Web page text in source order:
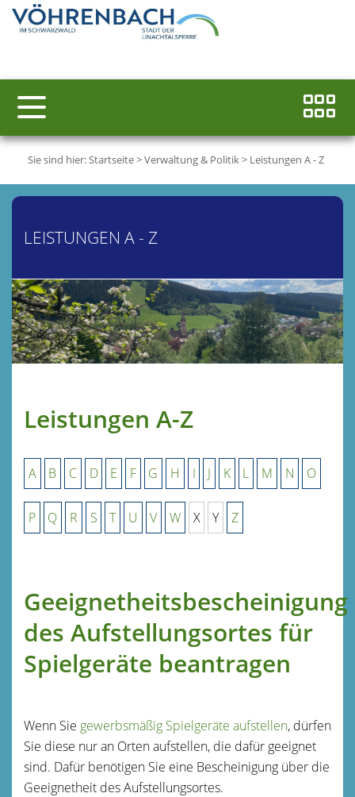
Sie sind hier:Startseite>Verwaltung & Politik> Leistungen A - Z
LEISTUNGEN A - Z
Leistungen A-Z
A B C D E F G H I J K L M N O
P Q R S T U V W X Y Z
Geeignetheitsbescheinigung
des Aufstellungsortes für
Spielgeräte beantragen
Wenn Sie gewerbsmäßig Spielgeräte aufstellen, dürfen
Sie diese nur an Orten aufstellen, die dafür geeignet
sind. Dafür benötigen Sie eine Bescheinigung über die
Geeignetheit des Aufstellungsortes.